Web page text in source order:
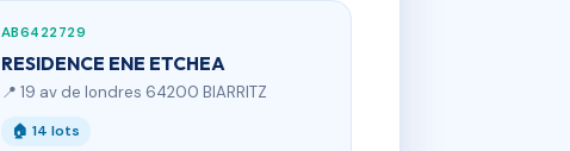
AB6422729
RESIDENCE ENE ETCHEA
📍 19 av de londres 64200 BIARRITZ
🏠 14 lots